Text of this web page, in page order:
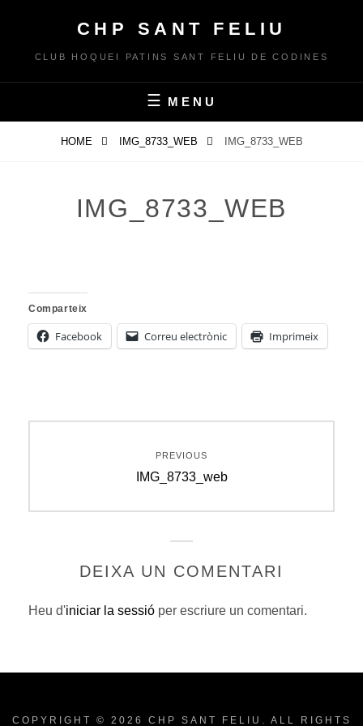
content
CHP SANT FELIU
CLUB HOQUEI PATINS SANT FELIU DE CODINES
MENU
HOME IMG_8733_WEB IMG_8733_WEB
IMG_8733_WEB
Comparteix
Facebook Correu electrònic Imprimeix
PREVIOUS
Previous
IMG_8733_web
DEIXA UN COMENTARI
Heu d'iniciar la sessió per escriure un comentari.
COPYRIGHT © 2026 CHP SANT FELIU . ALL RIGHTS